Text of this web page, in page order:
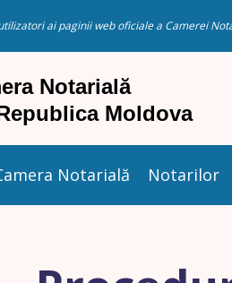
ai paginii web oficiale a Camerei
Notarială Notarilor